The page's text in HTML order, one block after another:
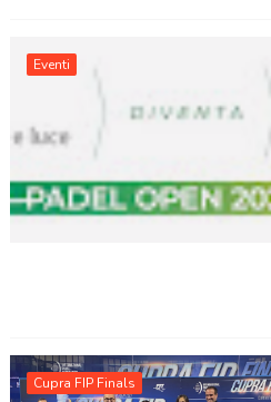
Eventi
Cupra FIP Finals